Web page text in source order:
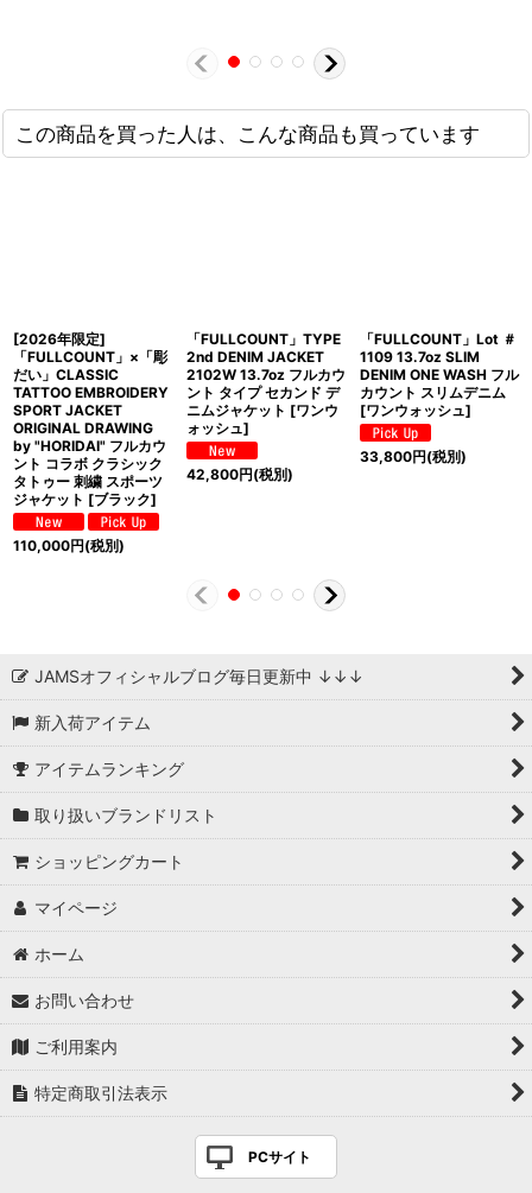
この商品を買った人は、こんな商品も買っています
[2026年限定]
「FULLCOUNT」×「彫
だい」CLASSIC
TATTOO EMBROIDERY
SPORT JACKET
ORIGINAL DRAWING
by "HORIDAI" フルカウ
ント コラボ クラシック
タトゥー 刺繍 スポーツ
ジャケット [ブラック]
110,000円(税別)
「FULLCOUNT」TYPE
2nd DENIM JACKET
2102W 13.7oz フルカウ
ント タイプ セカンド デ
ニムジャケット [ワンウ
ォッシュ]
42,800円(税別)
「FULLCOUNT」Lot ＃
1109 13.7oz SLIM
DENIM ONE WASH フル
カウント スリムデニム
[ワンウォッシュ]
33,800円(税別)
JAMSオフィシャルブログ毎日更新中 ↓↓↓
新入荷アイテム
アイテムランキング
取り扱いブランドリスト
ショッピングカート
マイページ
ホーム
お問い合わせ
ご利用案内
特定商取引法表示
PCサイト